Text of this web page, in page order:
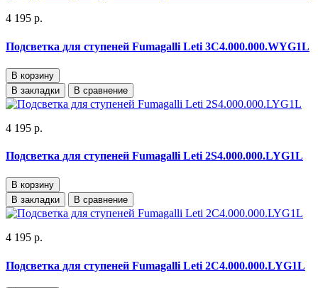
4 195 р.
Подсветка для ступеней Fumagalli Leti 3C4.000.000.WYG1L
В корзину
В закладки
В сравнение
4 195 р.
Подсветка для ступеней Fumagalli Leti 2S4.000.000.LYG1L
В корзину
В закладки
В сравнение
4 195 р.
Подсветка для ступеней Fumagalli Leti 2C4.000.000.LYG1L